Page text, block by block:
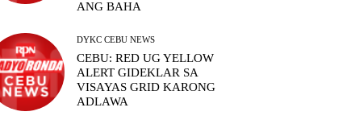
ANG BAHA
DYKC CEBU NEWS
CEBU: RED UG YELLOW
ALERT GIDEKLAR SA
VISAYAS GRID KARONG
ADLAWA